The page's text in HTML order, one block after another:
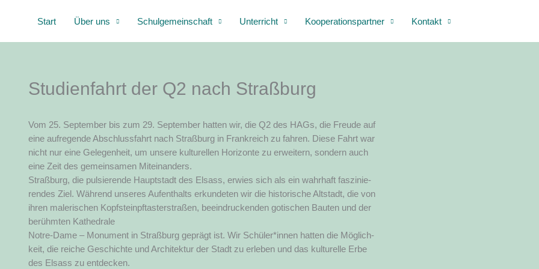
springen
Start Über uns Schulgemeinschaft Unterricht Kooperationspartner Kontakt
Studienfahrt der Q2 nach Straßburg
Vom 25. Sep­tem­ber bis zum 29. Sep­tem­ber hat­ten wir, die Q2 des HAGs, die Freu­de auf
eine auf­re­gen­de Abschluss­fahrt nach Straß­burg in Frank­reich zu fah­ren. Die­se Fahrt war
nicht nur eine Gele­gen­heit, um unse­re kul­tu­rel­len Hori­zon­te zu erwei­tern, son­dern auch
eine Zeit des gemein­sa­men Mit­ein­an­ders.
Straß­burg, die pul­sie­ren­de Haupt­stadt des Elsass, erwies sich als ein wahr­haft fas­zi­nie­
ren­des Ziel. Wäh­rend unse­res Auf­ent­halts erkun­de­ten wir die his­to­ri­sche Alt­stadt, die von
ihren male­ri­schen Kopf­steinpf­tas­ter­stra­ßen, beein­dru­cken­den goti­schen Bau­ten und der
berühm­ten Kathe­dra­le
Not­re-Dame – Monu­ment in Straß­burg geprägt ist. Wir Schüler*innen hat­ten die Mög­lich­
keit, die rei­che Geschich­te und Archi­tek­tur der Stadt zu erle­ben und das kul­tu­rel­le Erbe
des Elsass zu entdecken.